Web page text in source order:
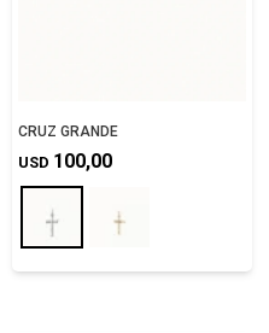
CRUZ GRANDE
USD 100,00